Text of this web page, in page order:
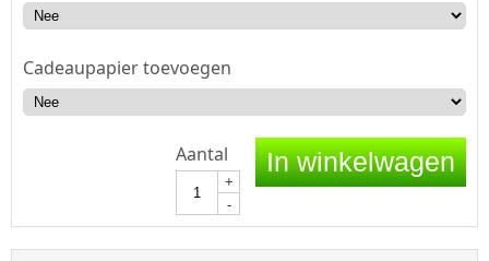
Cadeaupapier toevoegen
Aantal
+
-
In winkelwagen